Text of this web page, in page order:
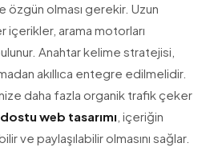
özgün olması gerekir. Uzun
içerikler, arama motorları
Anahtar kelime stratejisi,
akıllıca entegre edilmelidir.
daha fazla organik trafik çeker
web tasarımı , içeriğin
ve paylaşılabilir olmasını sağlar.